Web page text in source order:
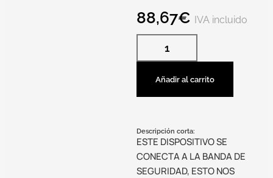
88,67€ IVA incluido
Añadir al carrito
Descripción corta:
ESTE DISPOSITIVO SE
CONECTA A LA BANDA DE
SEGURIDAD, ESTO NOS